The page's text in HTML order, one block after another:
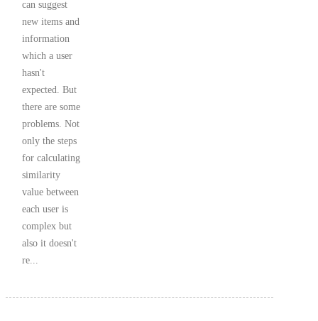
can suggest
new items and
information
which a user
hasn't
expected. But
there are some
problems. Not
only the steps
for calculating
similarity
value between
each user is
complex but
also it doesn't
re...